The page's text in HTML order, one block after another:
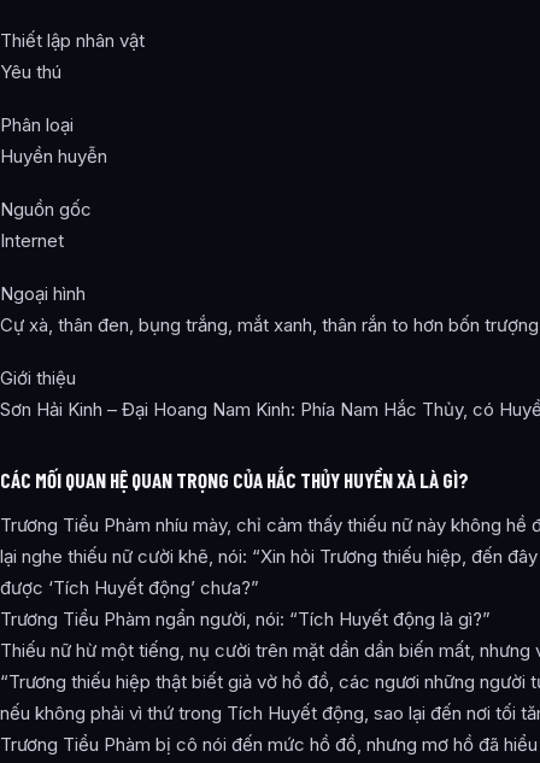
Thiết lập nhân vật
Yêu thú
Phân loại
Huyền huyễn
Nguồn gốc
Internet
Ngoại hình
Cự xà, thân đen, bụng trắng, mắt xanh, thân rắn to hơn bốn
Giới thiệu
Sơn Hải Kinh – Đại Hoang Nam Kinh: Phía Nam Hắc Thủy, có
CÁC MỐI QUAN HỆ QUAN TRỌNG CỦA HẮC THỦY HUYỀN XÀ LÀ GÌ?
Trương Tiểu Phàm nhíu mày, chỉ cảm thấy thiếu nữ này không hề
lại nghe thiếu nữ cười khẽ, nói: “Xin hỏi Trương thiếu hiệp, đến
được ‘Tích Huyết động’ chưa?”
Trương Tiểu Phàm ngẩn người, nói: “Tích Huyết động là gì?”
Thiếu nữ hừ một tiếng, nụ cười trên mặt dần dần biến mất, nhưng
“Trương thiếu hiệp thật biết giả vờ hồ đồ, các ngươi những người
nếu không phải vì thứ trong Tích Huyết động, sao lại đến nơi tối
Trương Tiểu Phàm bị cô nói đến mức hồ đồ, nhưng mơ hồ đã